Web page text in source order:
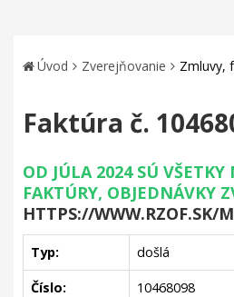
Úvod Zverejňovanie Zmluvy,
Faktúra č.
OD JÚLA 2024 SÚ
FAKTÚRY, OBJEDNÁVKY
HTTPS://WWW.RZOF.SK/
Typ: došlá
Číslo: 10468098